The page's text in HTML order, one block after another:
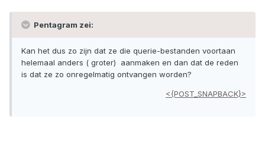
Pentagram zei:
Kan het dus zo zijn dat ze die querie-bestanden voortaan
helemaal anders ( groter) aanmaken en dan dat de reden
is dat ze zo onregelmatig ontvangen worden?
<{POST_SNAPBACK}>